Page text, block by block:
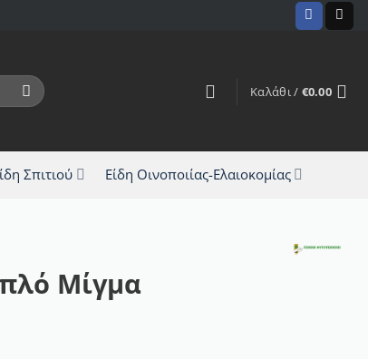
Καλάθι / €0.00
Σπιτιού Είδη Οινοποιίας-Ελαιοκομίας
Μίγμα